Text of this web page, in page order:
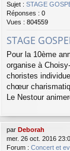
Sujet : STAGE
Réponses : 0
Vues : 804559
STAGE
Pour la 10ème
organise à
choristes
chœur
Le Nestour
par Deborah
mer. 26 oct. 2016
Forum : Concert et